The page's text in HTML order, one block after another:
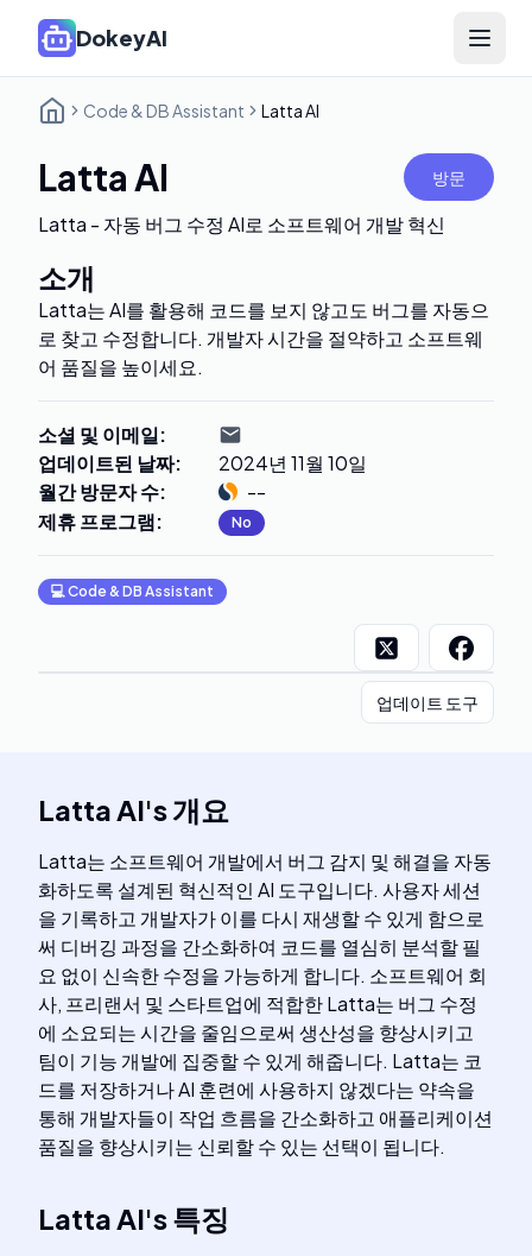
DokeyAI Open
Code & DB Assistant Latta AI
Latta AI 방문
Latta - 자동 버그 수정 AI로 소프트웨어 개발 혁신
소개
Latta는 AI를 활용해 코드를 보지 않고도 버그를 자동으
로 찾고 수정합니다. 개발자 시간을 절약하고 소프트웨
어 품질을 높이세요.
소셜 및 이메일:
업데이트된 날짜:
2024년 11월 10일
월간 방문자 수:
--
제휴 프로그램: No
💻Code & DB Assistant
업데이트 도구
Latta AI's개요
Latta는 소프트웨어 개발에서 버그 감지 및 해결을 자동
화하도록 설계된 혁신적인 AI 도구입니다. 사용자 세션
을 기록하고 개발자가 이를 다시 재생할 수 있게 함으로
써 디버깅 과정을 간소화하여 코드를 열심히 분석할 필
요 없이 신속한 수정을 가능하게 합니다. 소프트웨어 회
사, 프리랜서 및 스타트업에 적합한 Latta는 버그 수정
에 소요되는 시간을 줄임으로써 생산성을 향상시키고
팀이 기능 개발에 집중할 수 있게 해줍니다. Latta는 코
드를 저장하거나 AI 훈련에 사용하지 않겠다는 약속을
통해 개발자들이 작업 흐름을 간소화하고 애플리케이션
품질을 향상시키는 신뢰할 수 있는 선택이 됩니다.
Latta AI's특징